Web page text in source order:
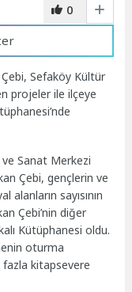
0
Sefaköy Kültür
projeler ile ilçeye
Sanat Merkezi
Çebi, gençlerin ve
sayısının
Çebi’nin diğer
Kütüphanesi oldu.
oturma
fazla kitapsevere